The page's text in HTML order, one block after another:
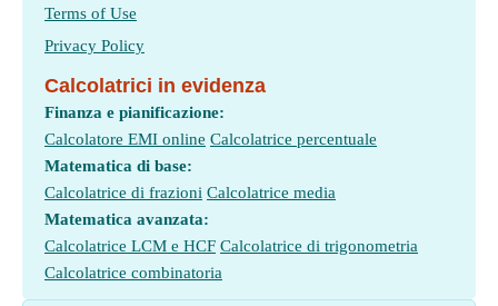
Terms of Use
Privacy Policy
Calcolatrici in evidenza
Finanza e pianificazione:
Calcolatore EMI online Calcolatrice percentuale
Matematica di base:
Calcolatrice di frazioni Calcolatrice media
Matematica avanzata:
Calcolatrice LCM e HCF Calcolatrice di trigonometria
Calcolatrice combinatoria